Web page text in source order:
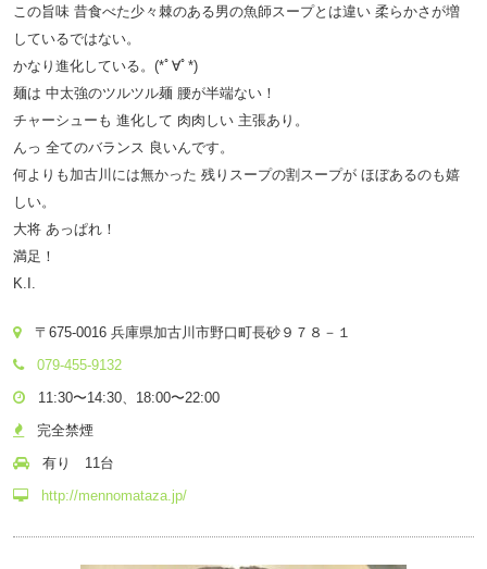
この旨味 昔食べた少々棘のある男の魚師スープとは違い 柔らかさが増
しているではない。
かなり進化している。(*ﾟ∀ﾟ*)
麺は 中太強のツルツル麺 腰が半端ない！
チャーシューも 進化して 肉肉しい 主張あり。
んっ 全てのバランス 良いんです。
何よりも加古川には無かった 残りスープの割スープが ほぼあるのも嬉
しい。
大将 あっぱれ！
満足！
K.I.
〒675-0016 兵庫県加古川市野口町長砂９７８－１
079-455-9132
11:30〜14:30、18:00〜22:00
完全禁煙
有り 11台
http://mennomataza.jp/